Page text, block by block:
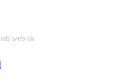
web ok